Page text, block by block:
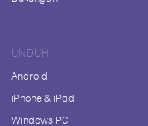
UNDUH
Android
iPhone & iPad
Windows PC